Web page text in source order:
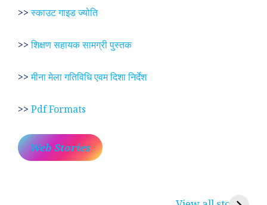
>>स्काउट गाइड ज्योति
>>शिक्षण सहायक सामग्री पुस्तक
>>मीना मेला गतिविधि एवम दिशा निर्देश
>> Pdf Formats
Web Stories
रामसा पीर, रुणेचा रा